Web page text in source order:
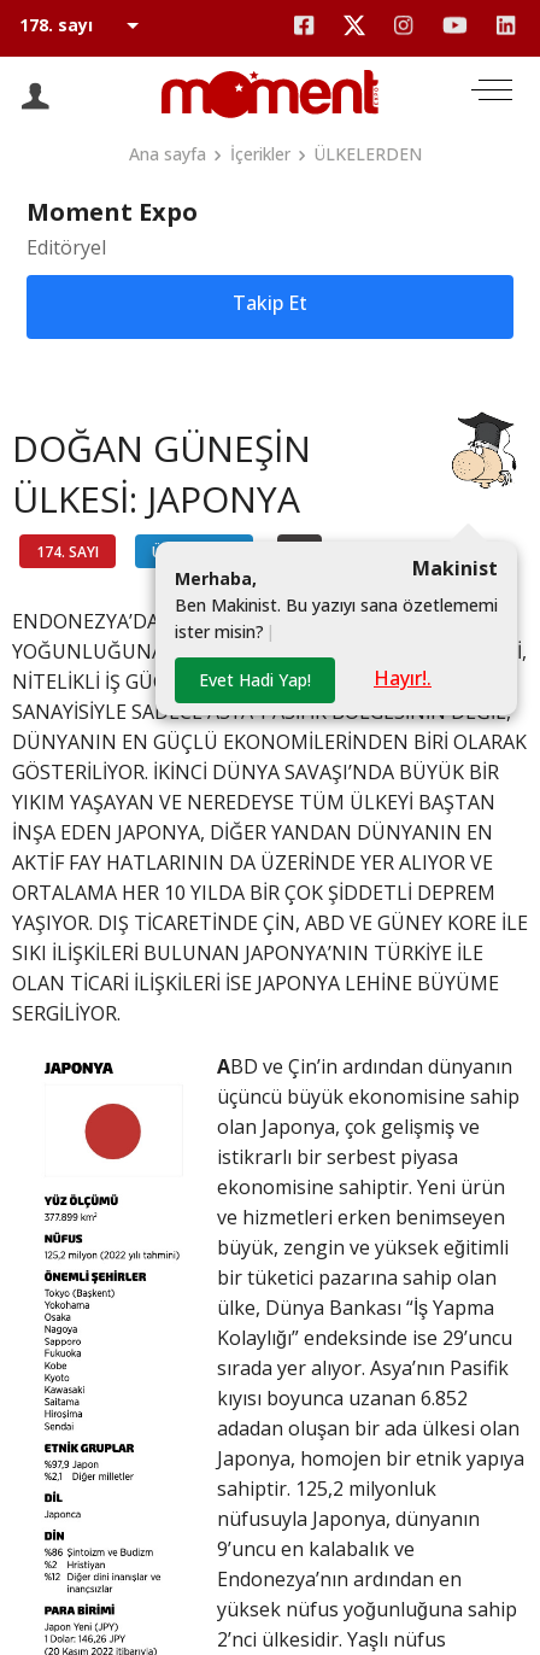
Ana sayfa İçerikler ÜLKELERDEN
Moment Expo
Editöryel
Takip Et
DOĞAN GÜNEŞİN
ÜLKESİ: JAPONYA
174. SAYI ÜLKELERDEN
Makinist
Merhaba,
Ben Makinist. Bu yazıyı sana özetlememi
ister misin? |
Evet Hadi Yap! Hayır!.
ENDONEZYA’DAN SONRA EN YÜKSEK NÜFUS
YOĞUNLUĞUNA SAHİP OLAN JAPONYA, KÖKLÜ GEÇMİŞİ,
NİTELİKLİ İŞ GÜCÜ VE YÜKSEK TEKNOLOJİLİ İMALAT
SANAYİSİYLE SADECE ASYA-PASİFİK BÖLGESİNİN DEĞİL,
DÜNYANIN EN GÜÇLÜ EKONOMİLERİNDEN BİRİ OLARAK
GÖSTERİLİYOR. İKİNCİ DÜNYA SAVAŞI’NDA BÜYÜK BİR
YIKIM YAŞAYAN VE NEREDEYSE TÜM ÜLKEYİ BAŞTAN
İNŞA EDEN JAPONYA, DİĞER YANDAN DÜNYANIN EN
AKTİF FAY HATLARININ DA ÜZERİNDE YER ALIYOR VE
ORTALAMA HER 10 YILDA BİR ÇOK ŞİDDETLİ DEPREM
YAŞIYOR. DIŞ TİCARETİNDE ÇİN, ABD VE GÜNEY KORE İLE
SIKI İLİŞKİLERİ BULUNAN JAPONYA’NIN TÜRKİYE İLE
OLAN TİCARİ İLİŞKİLERİ İSE JAPONYA LEHİNE BÜYÜME
SERGİLİYOR.
ABD ve Çin’in ardından dünyanın
üçüncü büyük ekonomisine sahip
olan Japonya, çok gelişmiş ve
istikrarlı bir serbest piyasa
ekonomisine sahiptir. Yeni ürün
ve hizmetleri erken benimseyen
büyük, zengin ve yüksek eğitimli
bir tüketici pazarına sahip olan
ülke, Dünya Bankası “İş Yapma
Kolaylığı” endeksinde ise 29’uncu
sırada yer alıyor. Asya’nın Pasifik
kıyısı boyunca uzanan 6.852
adadan oluşan bir ada ülkesi olan
Japonya, homojen bir etnik yapıya
sahiptir. 125,2 milyonluk
nüfusuyla Japonya, dünyanın
9’uncu en kalabalık ve
Endonezya’nın ardından en
yüksek nüfus yoğunluğuna sahip
2’nci ülkesidir. Yaşlı nüfus